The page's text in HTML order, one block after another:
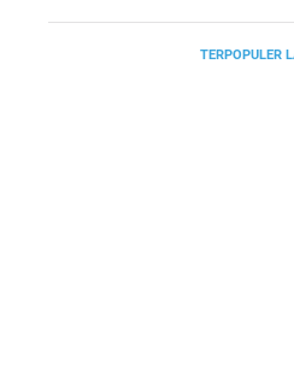
TERPOPULER